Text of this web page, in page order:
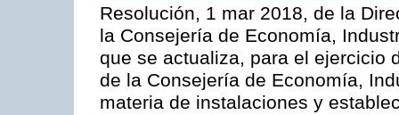
Resolución, 1 mar 2018, de la
la Consejería de Economía,
que se actualiza, para el ejercicio
de la Consejería de Economía,
materia de instalaciones y